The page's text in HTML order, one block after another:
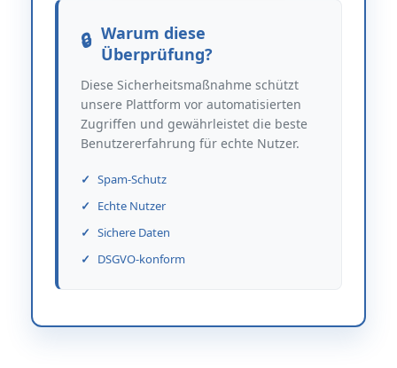
Warum diese
Überprüfung?
Diese Sicherheitsmaßnahme schützt
unsere Plattform vor automatisierten
Zugriffen und gewährleistet die beste
Benutzererfahrung für echte Nutzer.
Spam-Schutz
Echte Nutzer
Sichere Daten
DSGVO-konform